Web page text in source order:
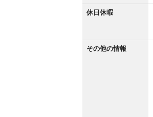
休日休暇
その他の情報